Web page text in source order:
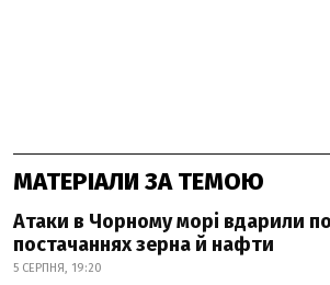
МАТЕРІАЛИ ЗА ТЕМОЮ
Атаки в Чорному морі вдарили
постачаннях зерна й нафти
5 СЕРПНЯ, 19:20